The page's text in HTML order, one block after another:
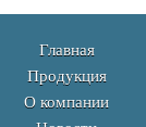
Главная
Продукция
О компании